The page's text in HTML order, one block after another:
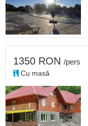
1350 RON /pers
Cu masă